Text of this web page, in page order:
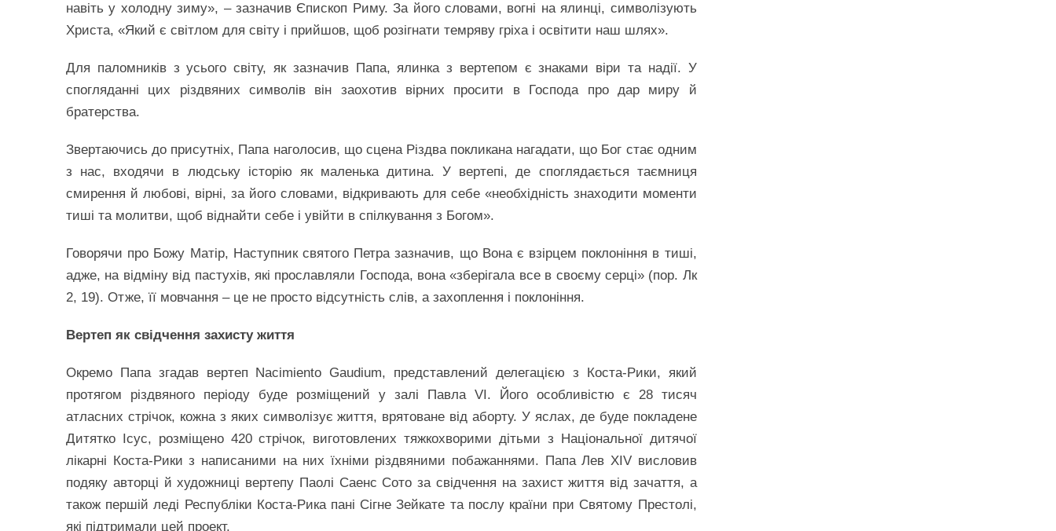
навіть у холодну зиму», – зазначив Єпископ Риму. За його словами, вогні на ялинці, символізують
Христа, «Який є світлом для світу і прийшов, щоб розігнати темряву гріха і освітити наш шлях».
Для паломників з усього світу, як зазначив Папа, ялинка з вертепом є знаками віри та надії. У
спогляданні цих різдвяних символів він заохотив вірних просити в Господа про дар миру й
братерства.
Звертаючись до присутніх, Папа наголосив, що сцена Різдва покликана нагадати, що Бог стає одним
з нас, входячи в людську історію як маленька дитина. У вертепі, де споглядається таємниця
смирення й любові, вірні, за його словами, відкривають для себе «необхідність знаходити моменти
тиші та молитви, щоб віднайти себе і увійти в спілкування з Богом».
Говорячи про Божу Матір, Наступник святого Петра зазначив, що Вона є взірцем поклоніння в тиші,
адже, на відміну від пастухів, які прославляли Господа, вона «зберігала все в своєму серці» (пор. Лк
2, 19). Отже, її мовчання – це не просто відсутність слів, а захоплення і поклоніння.
Вертеп як свідчення захисту життя
Окремо Папа згадав вертеп Nacimiento Gaudium, представлений делегацією з Коста-Рики, який
протягом різдвяного періоду буде розміщений у залі Павла VI. Його особливістю є 28 тисяч
атласних стрічок, кожна з яких символізує життя, врятоване від аборту. У яслах, де буде покладене
Дитятко Ісус, розміщено 420 стрічок, виготовлених тяжкохворими дітьми з Національної дитячої
лікарні Коста-Рики з написаними на них їхніми різдвяними побажаннями. Папа Лев XIV висловив
подяку авторці й художниці вертепу Паолі Саенс Сото за свідчення на захист життя від зачаття, а
також першій леді Республіки Коста-Рика пані Сігне Зейкате та послу країни при Святому Престолі,
які підтримали цей проект.